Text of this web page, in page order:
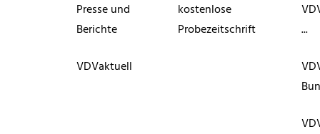
Presse und
Berichte
VDVaktuell
kostenlose
Probezeitschrift
...